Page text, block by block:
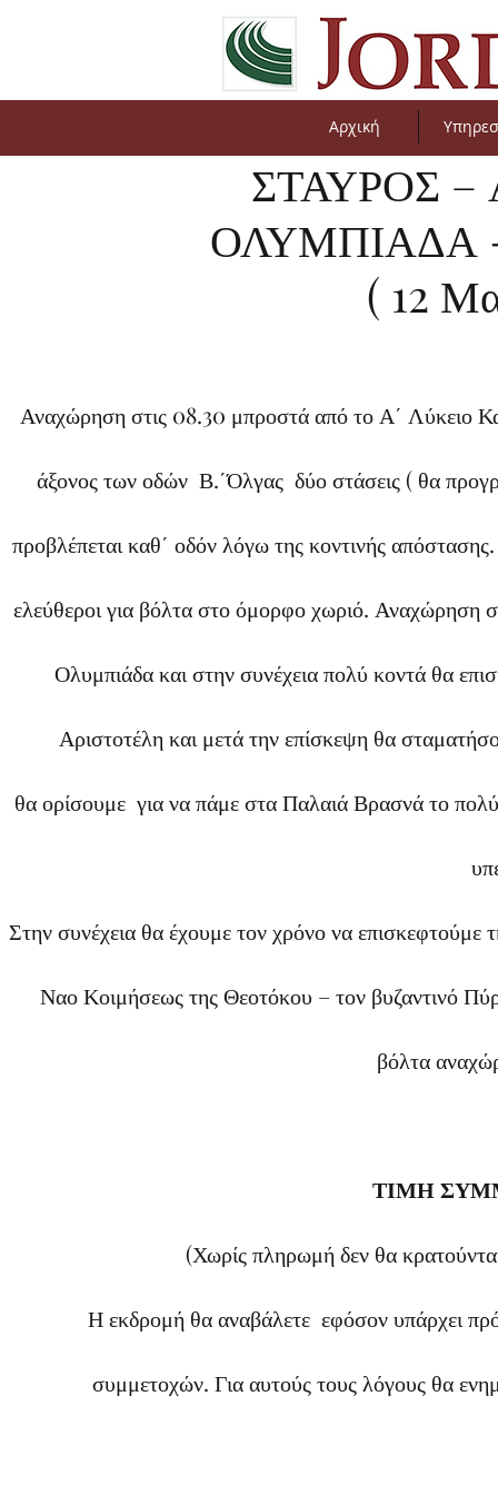
Αρχική
ΣΤΑΥΡΟΣ –
ΟΛΥΜΠΙΑΔΑ
( 12
Αναχώρηση στις 08.30 μπροστά από το Α΄ Λύκειο
άξονος των οδών Β.΄Όλγας δύο στάσεις ( θα
προβλέπεται καθ΄ οδόν λόγω της κοντινής
ελεύθεροι για βόλτα στο όμορφο χωριό.
Ολυμπιάδα και στην συνέχεια πολύ κοντά θα
Αριστοτέλη και μετά την επίσκεψη θα
θαορίσουμε για να πάμε στα Παλαιά Βρασνά το
Στην συνέχεια θα έχουμε τον χρόνο να
Ναο Κοιμήσεως της Θεοτόκου – τον βυζαντινό
βόλτα
ΤΙΜΗ
(Χωρίς πληρωμή δεν θα
Η εκδρομή θα αναβάλετε εφόσον υπάρχει
συμμετοχών. Για αυτούς τους λόγους θα